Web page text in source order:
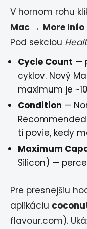
V hornom rohu
Mac → More
Pod sekciou
Cycle Count —
cyklov. Nový
maximum je
Condition —
ti povie, kedy
Maximum
Silicon) —
Pre presnejšiu
aplikáciu
flavour.com).